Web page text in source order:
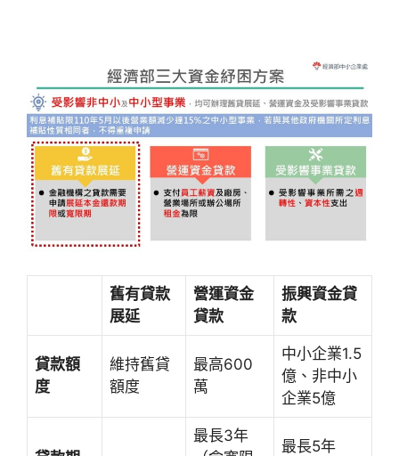
舊有貸款
展延
營運資金
貸款
振興資金貸
款
貸款額
度
維持舊貸
額度
最高600
萬
中小企業1.5
億、非中小
企業5億
最長3年
最長5年